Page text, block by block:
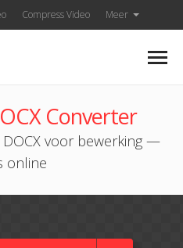
Compress Video Meer
Converter
voor bewerking —
online